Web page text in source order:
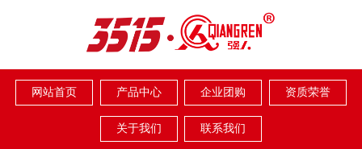
网站首页 产品中心 企业团购 资质荣誉
关于我们 联系我们